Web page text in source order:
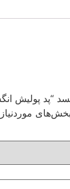
“پد پولیش
بخش‌های